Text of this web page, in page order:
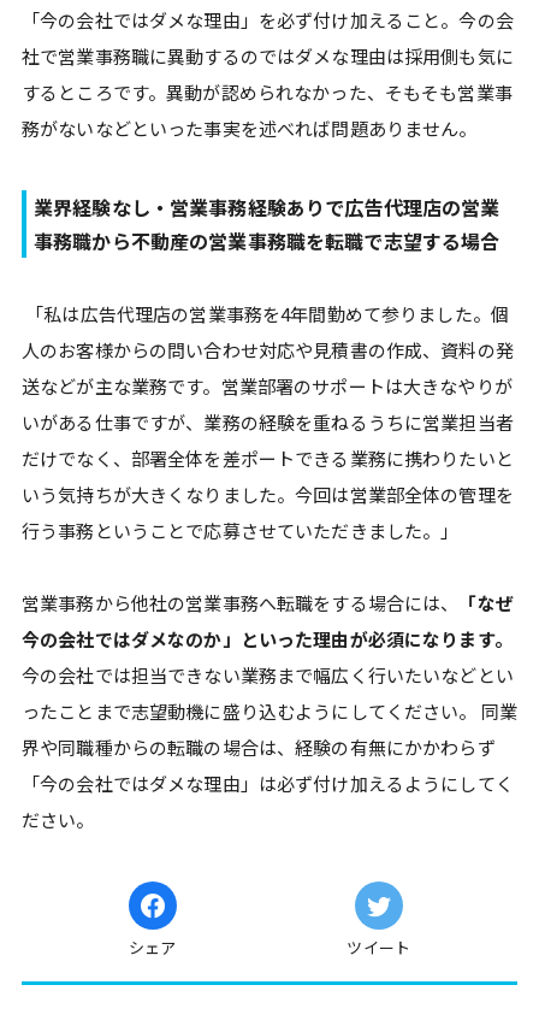
「今の会社ではダメな理由」を必ず付け加えること。今の会
社で営業事務職に異動するのではダメな理由は採用側も気に
するところです。異動が認められなかった、そもそも営業事
務がないなどといった事実を述べれば問題ありません。
業界経験なし・営業事務経験ありで広告代理店の営業
事務職から不動産の営業事務職を転職で志望する場合
「私は広告代理店の営業事務を4年間勤めて参りました。個
人のお客様からの問い合わせ対応や見積書の作成、資料の発
送などが主な業務です。営業部署のサポートは大きなやりが
いがある仕事ですが、業務の経験を重ねるうちに営業担当者
だけでなく、部署全体を差ポートできる業務に携わりたいと
いう気持ちが大きくなりました。今回は営業部全体の管理を
行う事務ということで応募させていただきました。」
営業事務から他社の営業事務へ転職をする場合には、
「なぜ
今の会社ではダメなのか」といった理由が必須になります。
今の会社では担当できない業務まで幅広く行いたいなどとい
ったことまで志望動機に盛り込むようにしてください。 同業
界や同職種からの転職の場合は、経験の有無にかかわらず
「今の会社ではダメな理由」は必ず付け加えるようにしてく
ださい。
シェア ツイート